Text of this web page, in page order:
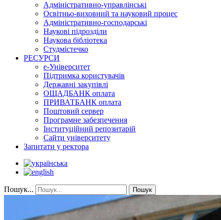
Адміністративно-управлінські
Освітньо-виховний та науковий процес
Адміністративно-господарські
Наукові підрозділи
Наукова бібліотека
Студмістечко
РЕСУРСИ
е-Університет
Підтримка користувачів
Державні закупівлі
ОЩАДБАНК оплата
ПРИВАТБАНК оплата
Поштовий сервер
Програмне забезпечення
Інституційний репозитарій
Сайти університету
Запитати у ректора
Пошук... Пошук